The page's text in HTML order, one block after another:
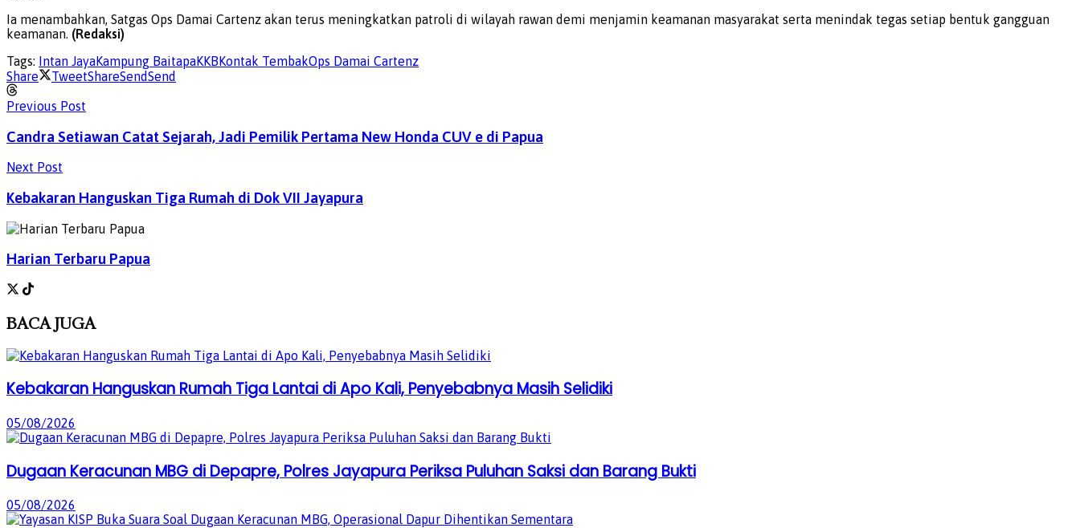
Ia menambahkan, Satgas Ops Damai Cartenz akan terus meningkatkan patroli di wilayah rawan demi menjamin keamanan masyarakat serta menindak tegas setiap bentuk gangguan
keamanan. (Redaksi)
Tags: Intan JayaKampung BaitapaKKBKontak TembakOps Damai Cartenz
Share
TweetShareSendSend
Previous Post
Candra Setiawan Catat Sejarah, Jadi Pemilik Pertama New Honda CUV e di Papua
Next Post
Kebakaran Hanguskan Tiga Rumah di Dok VII Jayapura
Harian Terbaru Papua
BACAJUGA
Kebakaran Hanguskan Rumah Tiga Lantai di Apo Kali, Penyebabnya Masih Selidiki
05/08/2026
Dugaan Keracunan MBG di Depapre, Polres Jayapura Periksa Puluhan Saksi dan Barang Bukti
05/08/2026